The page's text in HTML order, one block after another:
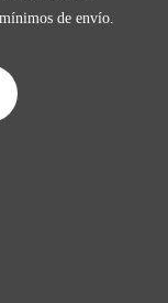
de envío.